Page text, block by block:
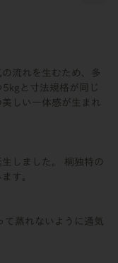
流れを生むため、多
と寸法規格が同じ
しい一体感が生まれ
しました。 桐独特の
す。
て蒸れないように通気